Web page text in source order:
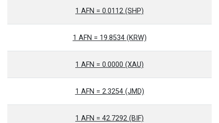
1 AFN = 0.0112 (SHP)
1 AFN = 19.8534 (KRW)
1 AFN = 0.0000 (XAU)
1 AFN = 2.3254 (JMD)
1 AFN = 42.7292 (BIF)